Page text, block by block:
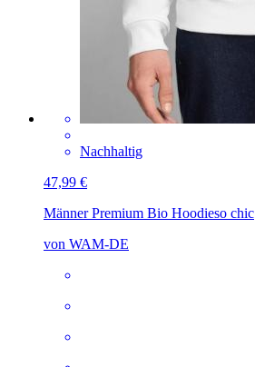
Nachhaltig
47,99 €
Männer Premium Bio Hoodieso chic
von WAM-DE